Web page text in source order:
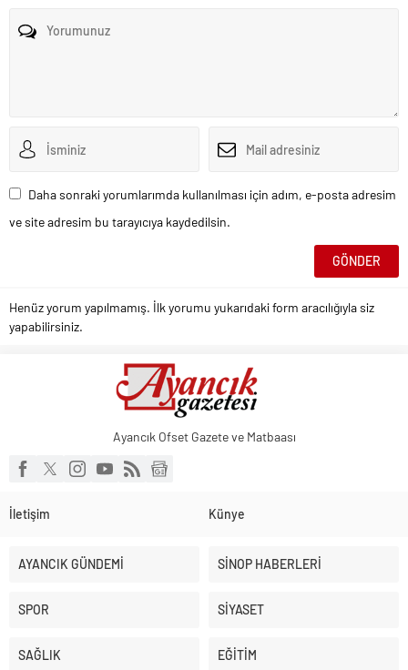
Daha sonraki yorumlarımda kullanılması için adım, e-posta adresim
ve site adresim bu tarayıcıya kaydedilsin.
Henüz yorum yapılmamış. İlk yorumu yukarıdaki form aracılığıyla siz
yapabilirsiniz.
Ayancık Ofset Gazete ve Matbaası
İletişim Künye
AYANCIK GÜNDEMİ SİNOP HABERLERİ
SPOR SİYASET
SAĞLIK EĞİTİM